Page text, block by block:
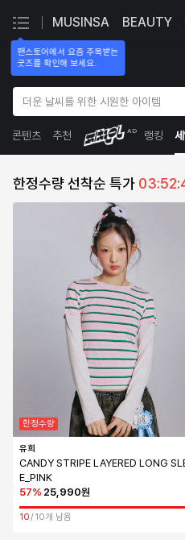
팬스토어에서 요즘 주목받는
굿즈를 확인해 보세요.
MUSINSA BEAUTY
더운 날씨를 위한 시원한 아이템
콘텐츠 추천 AD 랭킹
한정수량 선착순 특가
한정수량
유희
CANDY STRIPE LAYERED LONG
E_PINK
57% 25,990원
10/10개 남음